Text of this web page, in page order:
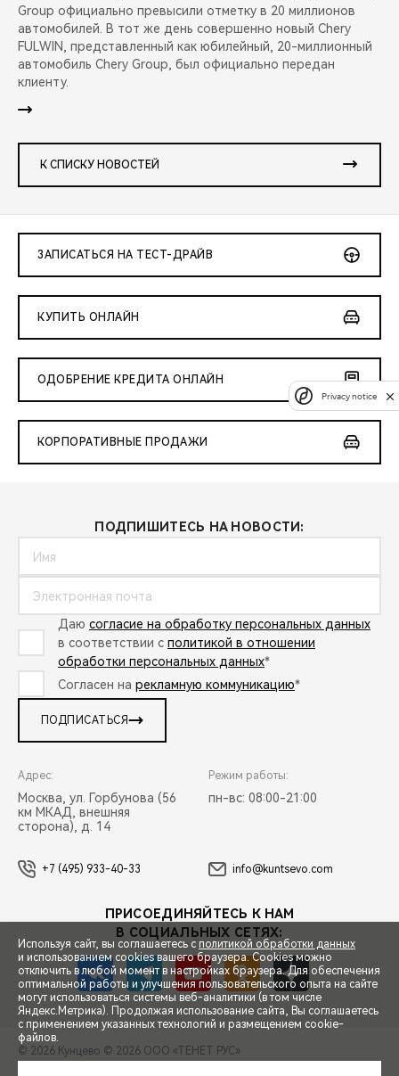
СПЕЦПРЕДЛОЖЕНИЯ
ЗАПИСЬ НА ТЕСТ-ДРАЙВ
Group официально превысили отметку в 20 миллионов
автомобилей. В тот же день совершенно новый Chery
FULWIN, представленный как юбилейный, 20-миллионный
автомобиль Chery Group, был официально передан
клиенту.
К СПИСКУ НОВОСТЕЙ
ЗАПИСАТЬСЯ НА ТЕСТ-ДРАЙВ
КУПИТЬ ОНЛАЙН
ОДОБРЕНИЕ КРЕДИТА ОНЛАЙН
КОРПОРАТИВНЫЕ ПРОДАЖИ
ПОДПИШИТЕСЬ НА НОВОСТИ:
Даю согласие на обработку персональных данных
в соответствии с политикой в отношении
обработки персональных данных*
Согласен на рекламную коммуникацию*
ПОДПИСАТЬСЯ
Адрес:
Москва, ул. Горбунова (56
км МКАД, внешняя
сторона), д. 14
Режим работы:
пн-вс: 08:00-21:00
+7 (495) 933-40-33 info@kuntsevo.com
ПРИСОЕДИНЯЙТЕСЬ К НАМ
В СОЦИАЛЬНЫХ СЕТЯХ:
© 2026 Кунцево © 2026 ООО «ТЕНЕТ РУС»
Используя сайт, вы соглашаетесь с политикой обработки данных
и использованием cookies вашего браузера. Cookies можно
отключить в любой момент в настройках браузера. Для обеспечения
оптимальной работы и улучшения пользовательского опыта на сайте
могут использоваться системы веб-аналитики (в том числе
Яндекс.Метрика). Продолжая использование сайта, Вы соглашаетесь
с применением указанных технологий и размещением cookie-
файлов.
Privacy notice